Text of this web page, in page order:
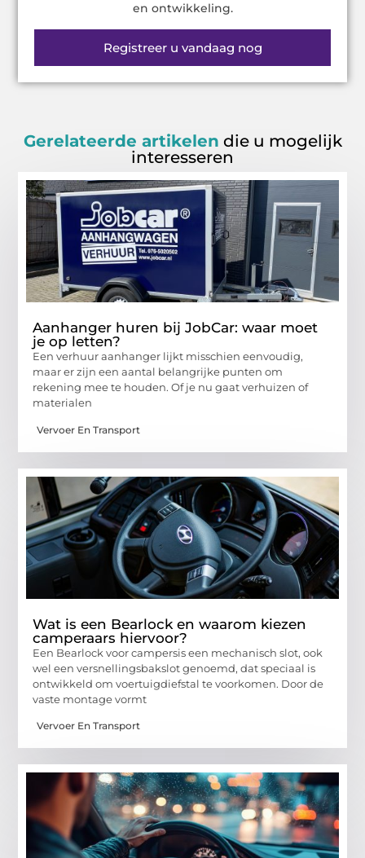
en ontwikkeling.
Registreer u vandaag nog
Gerelateerde artikelen die u mogelijk
interesseren
Aanhanger huren bij JobCar: waar moet
je op letten?
Een verhuur aanhanger lijkt misschien eenvoudig,
maar er zijn een aantal belangrijke punten om
rekening mee te houden. Of je nu gaat verhuizen of
materialen
Vervoer En Transport
Wat is een Bearlock en waarom kiezen
camperaars hiervoor?
Een Bearlock voor campersis een mechanisch slot, ook
wel een versnellingsbakslot genoemd, dat speciaal is
ontwikkeld om voertuigdiefstal te voorkomen. Door de
vaste montage vormt
Vervoer En Transport